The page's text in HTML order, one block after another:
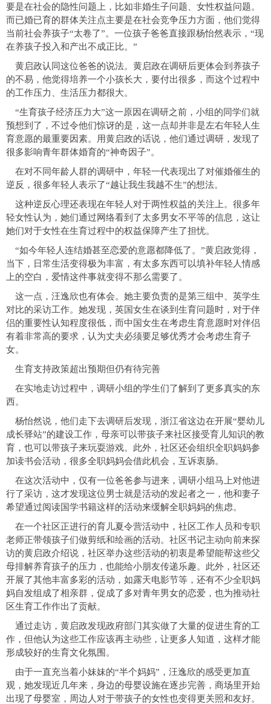
要是在社会的隐性问题上，比如非婚生子问题、女性权益问题。
而已婚已育的群体关注点主要是在社会竞争压力方面，他们觉得
当前社会养孩子“太卷了”。一位孩子爸爸直接跟杨怡然表示，“现
在养孩子投入和产出不成正比。”
黄启政认同这位爸爸的说法。黄启政在调研后更体会到养孩子
的不易，他觉得培养一个小孩长大，要付出很多，而这个过程中
的工作压力、生活压力都很大。
“生育孩子经济压力大”这一原因在调研之前，小组的同学们就
预想到了，不过令他们惊讶的是，这一点却并非是左右年轻人生
育意愿的最重要因素。用黄启政的话说，他们通过调研，发现了
很多影响青年群体婚育的“神奇因子”。
在对不同年龄人群的调研中，年轻一代表现出了对催婚催生的
逆反，很多年轻人表示了“越让我生我越不生”的想法。
这种逆反心理还表现在年轻人对于两性权益的关注上。很多年
轻女性认为，她们通过网络看到了太多男女不平等的信息，这让
她们对于女性在生育过程中的权益保障产生了担忧。
“如今年轻人连结婚甚至恋爱的意愿都降低了。”黄启政觉得，
当下，日常生活变得极为丰富，有太多东西可以填补年轻人情感
上的空白，爱情这件事就变得不那么需要了。
这一点，汪逸欣也有体会。她主要负责的是第三组中、英学生
对比的采访工作。她发现，英国女生在谈到生育问题时，对于伴
侣的重要性认知程度很低，而中国女生在考虑生育意愿时对伴侣
有着非常高的要求，认为丈夫必须要足够优秀才会考虑生育子
女。
生育支持政策超出预期但仍有待完善
在实地走访过程中，调研小组的学生们了解到了更多真实的东
西。
杨怡然说，他们走下去调研后发现，浙江省这边在开展“婴幼儿
成长驿站”的建设工作，母亲可以带孩子来社区接受育儿知识的教
育，也可以带孩子来玩耍游戏。此外，社区还会组织全职妈妈参
加读书会活动，很多全职妈妈会借此机会，互诉衷肠。
在这次活动中，仅有一位爸爸参与进来，调研小组马上对他进
行了采访，这才发现这位男士就是活动的发起者之一，他和妻子
希望通过阅读国学书籍这样的活动来缓解全职妈妈的焦虑。
在一个社区正进行的育儿夏令营活动中，社区工作人员和专职
老师正带领孩子们做剪纸和绘画的活动。社区书记主动向前来探
访的黄启政介绍说，社区举办这些活动的初衷是希望能帮这些父
母排解养育孩子的压力，也能给小朋友传递乐趣。此外，社区还
开展了其他丰富多彩的活动，如露天电影节等，还有不少全职妈
妈自发组成了相亲群，促成了多对青年男女的恋爱，也为推动社
区生育工作作出了贡献。
通过走访，黄启政发现政府部门其实做了大量的促进生育的工
作，但他认为这些工作应该再主动些，让更多人知道，这样才能
形成较好的生育文化氛围。
由于一直充当着小妹妹的“半个妈妈”，汪逸欣的感受更加直
观，她发现近几年来，身边的母婴设施在逐步完善，商场里开始
出现了母婴室，周边人对于带孩子的女性也变得更关照和友好。